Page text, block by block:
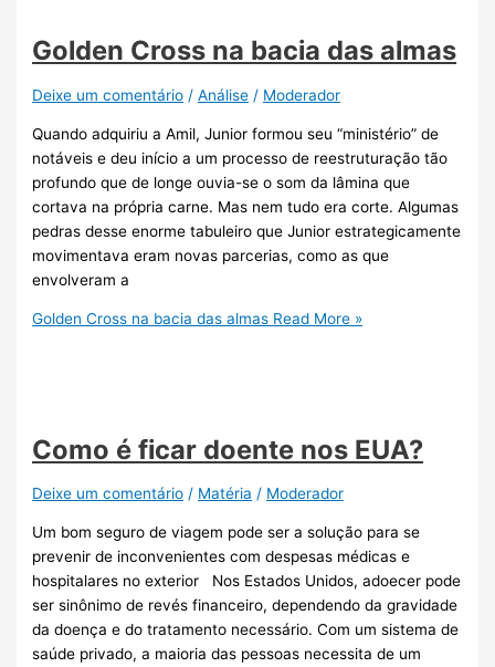
Golden Cross na bacia das almas
Deixe um comentário /Análise / Moderador
Quando adquiriu a Amil, Junior formou seu “ministério” de
notáveis e deu início a um processo de reestruturação tão
profundo que de longe ouvia-se o som da lâmina que
cortava na própria carne. Mas nem tudo era corte. Algumas
pedras desse enorme tabuleiro que Junior estrategicamente
movimentava eram novas parcerias, como as que
envolveram a
Golden Cross na bacia das almas Read More »
Como é ficar doente nos EUA?
Deixe um comentário / Matéria / Moderador
Um bom seguro de viagem pode ser a solução para se
prevenir de inconvenientes com despesas médicas e
hospitalares no exterior Nos Estados Unidos, adoecer pode
ser sinônimo de revés financeiro, dependendo da gravidade
da doença e do tratamento necessário. Com um sistema de
saúde privado, a maioria das pessoas necessita de um